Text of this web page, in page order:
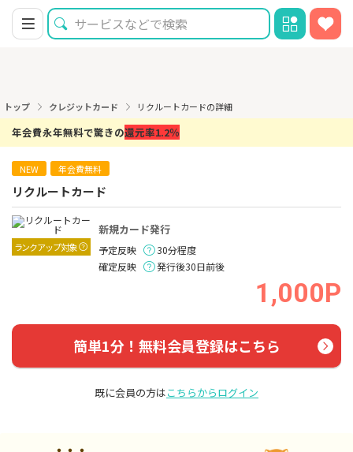
トップ クレジットカード リクルートカードの詳細
年会費永年無料で驚きの還元率1.2％
NEW 年会費無料
リクルートカード
ランクアップ対象
新規カード発行
予定反映
30分程度
確定反映
発行後30日前後
1,000P
簡単1分！無料会員登録はこちら
既に会員の方はこちらからログイン